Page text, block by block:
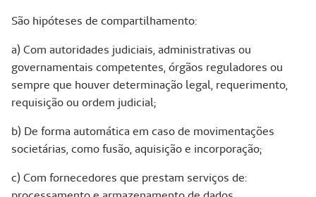
São hipóteses de compartilhamento:
a) Com autoridades judiciais, administrativas ou
governamentais competentes, órgãos reguladores ou
sempre que houver determinação legal, requerimento,
requisição ou ordem judicial;
b) De forma automática em caso de movimentações
societárias, como fusão, aquisição e incorporação;
c) Com fornecedores que prestam serviços de: